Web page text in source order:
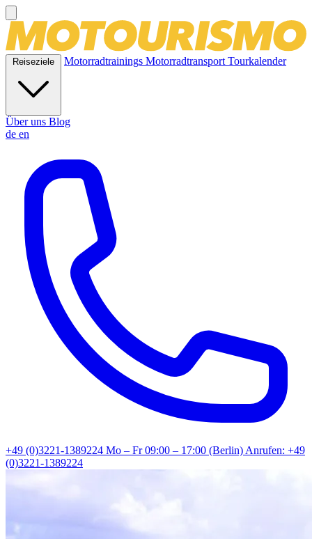
Reiseziele Motorradtrainings MotorradtransportTourkalender
Über uns Blog
de en
+49 (0)3221-1389224 Mo – Fr 09:00 – 17:00 (Berlin)Anrufen: +49
(0)3221-1389224